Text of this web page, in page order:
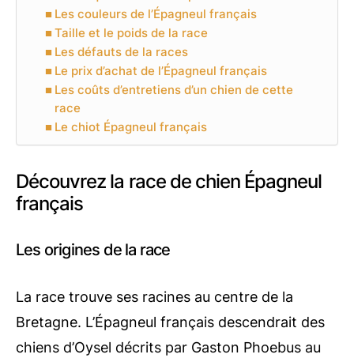
Les couleurs de l’Épagneul français
Taille et le poids de la race
Les défauts de la races
Le prix d’achat de l’Épagneul français
Les coûts d’entretiens d’un chien de cette
race
Le chiot Épagneul français
Découvrez la race de chien Épagneul
français
Les origines de la race
La race trouve ses racines au centre de la
Bretagne. L’Épagneul français descendrait des
chiens d’Oysel décrits par Gaston Phoebus au